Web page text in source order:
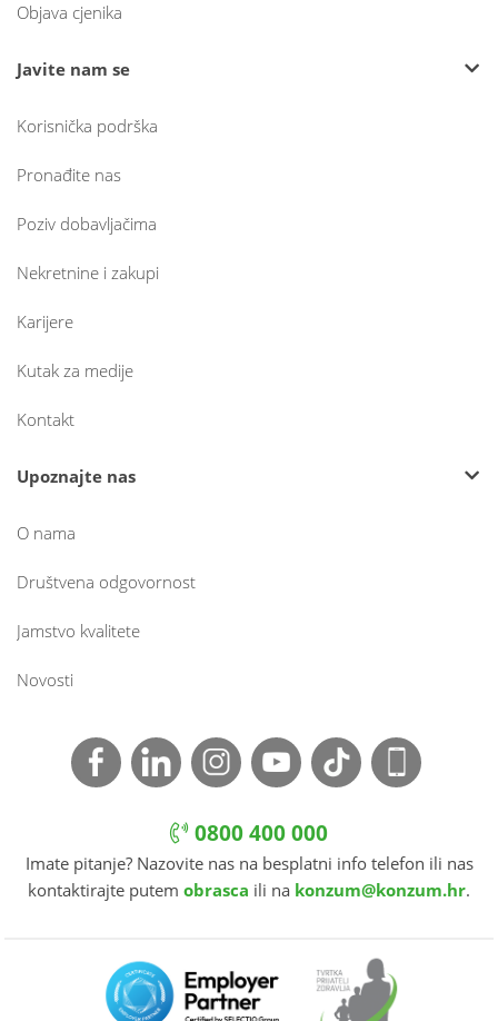
Objava cjenika
Javite nam se
Korisnička podrška
Pronađite nas
Poziv dobavljačima
Nekretnine i zakupi
Karijere
Kutak za medije
Kontakt
Upoznajte nas
O nama
Društvena odgovornost
Jamstvo kvalitete
Novosti
0800 400 000
Imate pitanje? Nazovite nas na besplatni info telefon ili nas
kontaktirajte putem obrasca ili na konzum@konzum.hr.